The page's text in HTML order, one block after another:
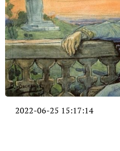
2022-06-25 15:17:14